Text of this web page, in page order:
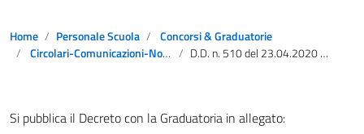
Home Personale Scuola
Concorsi & Graduatorie
Circolari-Comunicazioni-Notizie
D.D. n. 510 del 23.04.2020 – DECRETO PUBBLICAZIONE DI RETTIFICA DELLA GRADUATORIA DI MERITO CLC A049 – Scienze motorie e sportive negli istituti di istruzione secondaria di I grado.
Si pubblica il Decreto con la Graduatoria in allegato: